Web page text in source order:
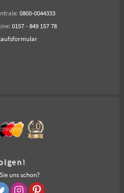
0800-0044333
0157 - 849 157 78
uns schon?